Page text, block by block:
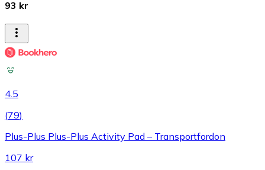
93 kr
4.5
(79)
Plus-Plus Plus-Plus Activity Pad – Transportfordon
107 kr